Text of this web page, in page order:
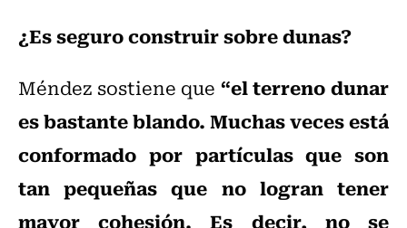
¿Es seguro construir sobre dunas?
Méndez sostiene que “el terreno dunar
es bastante blando. Muchas veces está
conformado por partículas que son
tan pequeñas que no logran tener
mayor cohesión. Es decir, no se